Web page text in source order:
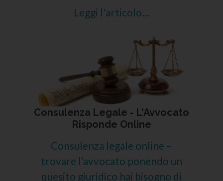
Leggi l'articolo...
Consulenza Legale - L'Avvocato
Risponde Online
Consulenza legale online –
trovare l’avvocato ponendo un
quesito giuridico hai bisogno di